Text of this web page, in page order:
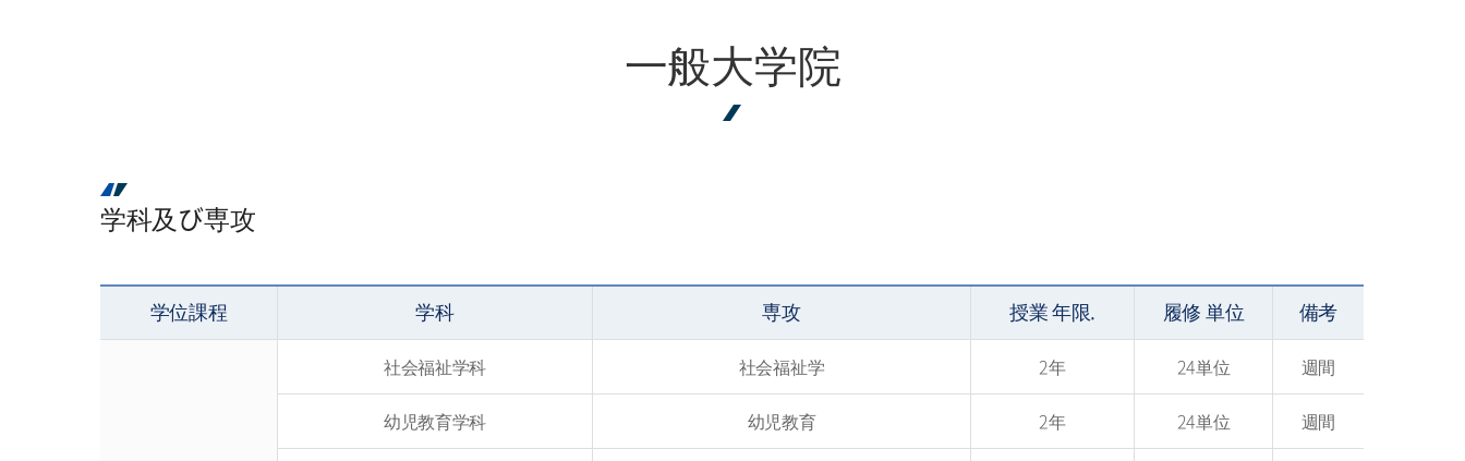
一般大学院
学科及び専攻
学位課程 学科 専攻 授業 年限. 履修 単位 備考
社会福祉学科 社会福祉学 2年 24単位 週間
幼児教育学科 幼児教育 2年 24単位 週間